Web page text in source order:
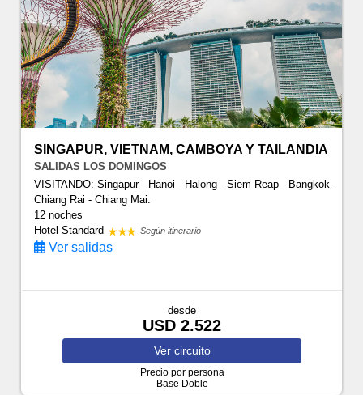
SINGAPUR, VIETNAM, CAMBOYA Y TAILANDIA
SALIDAS LOS DOMINGOS
VISITANDO: Singapur - Hanoi - Halong - Siem Reap - Bangkok -
Chiang Rai - Chiang Mai.
12 noches
Hotel Standard
Según itinerario
Ver salidas
desde
USD 2.522
Ver circuito
Precio por persona
Base Doble